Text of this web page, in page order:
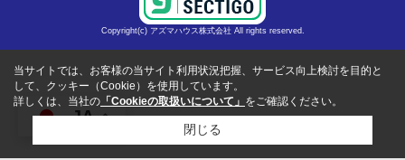
JA
Copyright(c) アズマハウス株式会社 All rights reserved.
当サイトでは、お客様の当サイト利用状況把握、サービス向上検討を目的と
して、クッキー（Cookie）を使用しています。
詳しくは、当社の 「Cookieの取扱いについて」 をご確認ください。
閉じる